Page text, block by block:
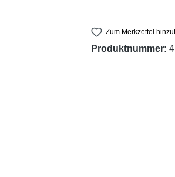
Zum Merkzettel
Produktnummer: